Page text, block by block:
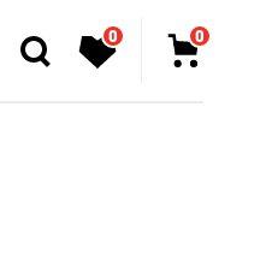
0 0